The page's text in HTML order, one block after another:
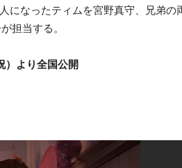
になったティムを宮野真守、兄弟の
担当する。
）より全国公開